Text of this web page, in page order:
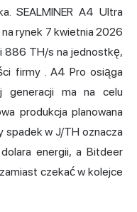
SEALMINER A4 Ultra
rynek 7 kwietnia 2026
886 TH/s na jednostkę,
firmy. A4 Pro osiąga
generacji ma na celu
produkcja planowana
spadek w J/TH oznacza
energii, a Bitdeer
czekać w kolejce